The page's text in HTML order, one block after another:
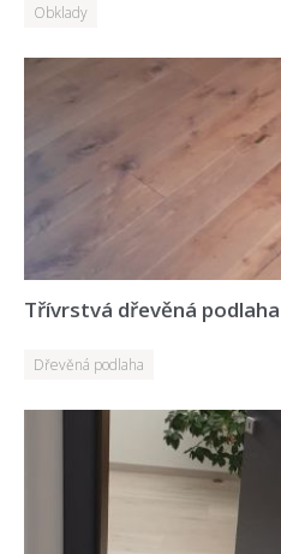
Obklady
Třívrstvá dřevěná
Dřevěná podlaha